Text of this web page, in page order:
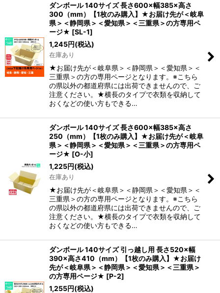
ダンボール 140サイズ 長さ600×幅385×高さ
300（mm）【1枚のみ購入】★お届け先が＜岐阜
県＞＜静岡県＞＜愛知県＞＜三重県＞の方専用ペ
ージ★ [SL-1]
1,245円(税込)
在庫あり
★お届け先が＜岐阜県＞＜静岡県＞＜愛知県＞＜
三重県＞の方の専用ページとなります。※こちら
の県以外の都道府県には出荷できませんので、ご
注意ください。★横長のタイプで衣類を収納して
おくなどの使い方もできる…
ダンボール 140サイズ 長さ600×幅385×高さ
250（mm）【1枚のみ購入】★お届け先が＜岐阜
県＞＜静岡県＞＜愛知県＞＜三重県＞の方専用ペ
ージ★ [O-小]
1,225円(税込)
在庫あり
★お届け先が＜岐阜県＞＜静岡県＞＜愛知県＞＜
三重県＞の方の専用ページとなります。※こちら
の県以外の都道府県には出荷できませんので、ご
注意ください。★横長のタイプで衣類を収納して
おくなどの使い方もできる…
ダンボール 140サイズ 引っ越し用 長さ520×幅
390×高さ410（mm）【1枚のみ購入】★お届け
先が＜岐阜県＞＜静岡県＞＜愛知県＞＜三重県＞
の方専用ページ★ [P-2]
1,255円(税込)